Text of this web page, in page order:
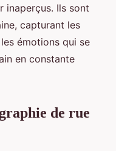
inaperçus. Ils sont
capturant les
émotions qui se
en constante
de rue